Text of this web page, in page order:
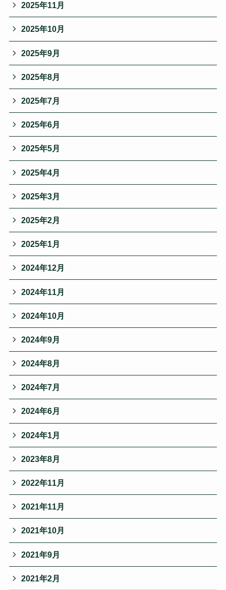
2025年11月
2025年10月
2025年9月
2025年8月
2025年7月
2025年6月
2025年5月
2025年4月
2025年3月
2025年2月
2025年1月
2024年12月
2024年11月
2024年10月
2024年9月
2024年8月
2024年7月
2024年6月
2024年1月
2023年8月
2022年11月
2021年11月
2021年10月
2021年9月
2021年2月